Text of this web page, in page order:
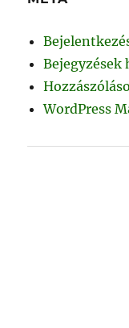
Bejegyzések
WordPress